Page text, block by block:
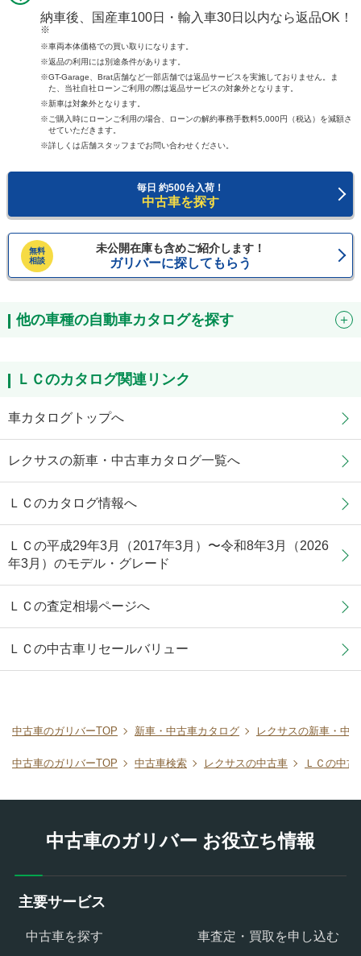
納車後、国産車100日・輸入車30日以内なら返品OK！
※
車両本体価格での買い取りになります。
返品の利用には別途条件があります。
GT-Garage、Brat店舗など一部店舗では返品サービスを実施しておりません。ま
た、当社自社ローンご利用の際は返品サービスの対象外となります。
新車は対象外となります。
ご購入時にローンご利用の場合、ローンの解約事務手数料5,000円（税込）を減額さ
せていただきます。
詳しくは店舗スタッフまでお問い合わせください。
毎日 約500台入荷！
中古車を探す
無料
相談
未公開在庫も含めご紹介します！
ガリバーに探してもらう
他の車種の自動車カタログを探す
ＬＣのカタログ関連リンク
車カタログトップへ
レクサスの新車・中古車カタログ一覧へ
ＬＣのカタログ情報へ
ＬＣの平成29年3月（2017年3月）〜令和8年3月（2026
年3月）のモデル・グレード
ＬＣの査定相場ページへ
ＬＣの中古車リセールバリュー
中古車のガリバーTOP 新車・中古車カタログ レクサスの新車・中
中古車のガリバーTOP 中古車検索 レクサスの中古車 ＬＣの中古
中古車のガリバー お役立ち情報
主要サービス
中古車を探す
車査定・買取を申し込む